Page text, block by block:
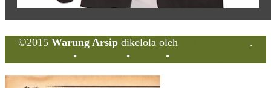
©2015 Warung Arsip dikelola oleh
.
• • •